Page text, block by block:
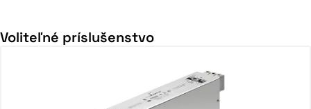
Voliteľné príslušenstvo